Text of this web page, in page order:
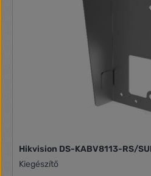
Hikvision DS-KABV8113-RS/
Kiegészítő